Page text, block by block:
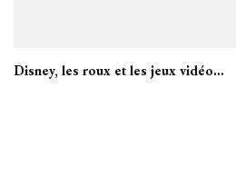
Disney, les roux et les jeux vidéo…